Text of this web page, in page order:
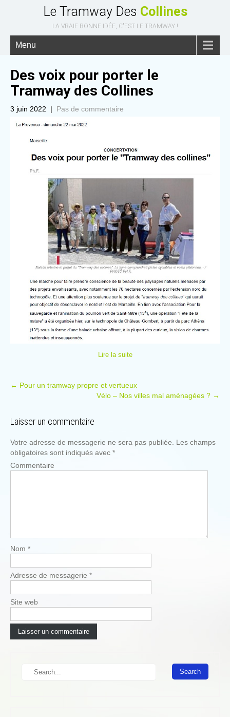
Le Tramway Des Collines
LA VRAIE BONNE IDÉE, C'EST LE TRAMWAY !
Menu
Des voix pour porter le
Tramway des Collines
3 juin 2022 | Pas de commentaire
Lire la suite
P
t
n
a
v
o
n
← Pour un tramway propre et vertueux
Vélo – Nos villes mal aménagées ? →
Laisser un commentaire
Votre adresse de messagerie ne sera pas publiée.
Les champs
obligatoires sont indiqués avec *
Commentaire
Nom *
Adresse de messagerie *
Site web